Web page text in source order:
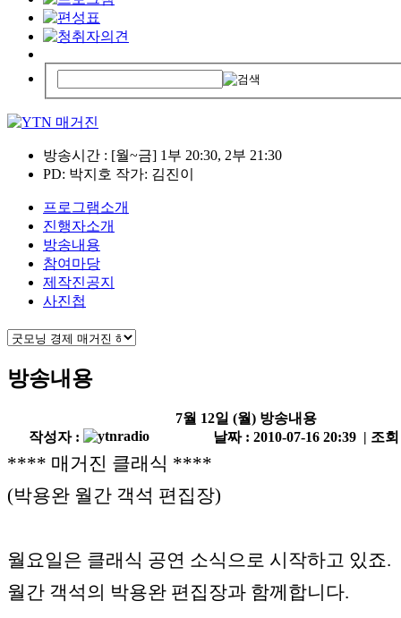
방송시간 : [월~금] 1부 20:30, 2부 21:30
PD: 박지호 작가: 김진이
프로그램소개
진행자소개
방송내용
참여마당
제작진공지
사진첩
방송내용
7월 12일 (월) 방송내용
작성자 :
날짜 : 2010-07-16 20:39 | 조
**** 매거진 클래식 ****
(박용완 월간 객석 편집장)
월요일은 클래식 공연 소식으로 시작하고 있죠.
월간 객석의 박용완 편집장과 함께합니다.